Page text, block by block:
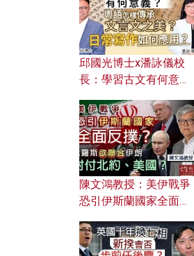
何盤算？
邱國光博士x潘詠儀校
長：學習古文有何意
文之美？ 日常寫作如何
應用？
陳文鴻教授：美伊戰爭
恐引伊斯蘭國家全面反
對付北約美國？